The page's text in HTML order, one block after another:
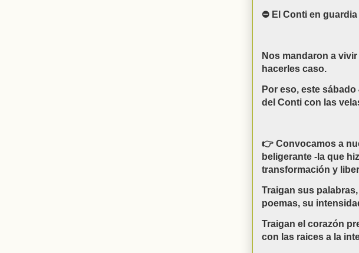
⛔ El Conti en guardia
Nos mandaron a
hacerles caso.
Por eso, este
del Conti con las
👉 Convocamos a
beligerante -la que
transformación y
Traigan sus
poemas, su
Traigan el corazón
con las raices a la